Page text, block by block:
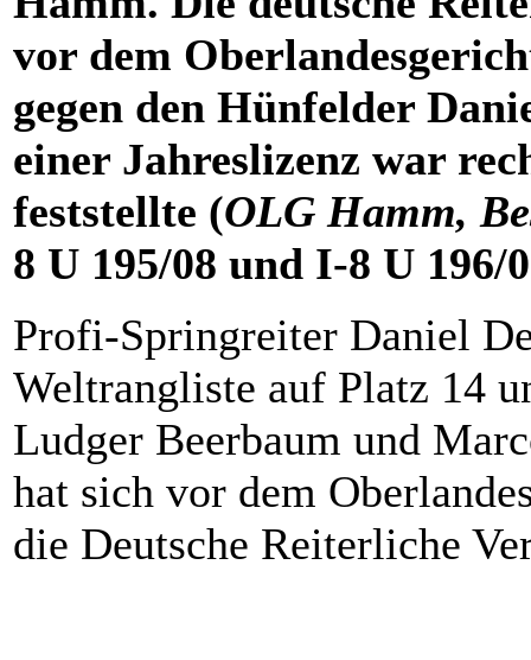
vor dem
gegen den Hünfelder
einer Jahreslizenz war
feststellte (OLG Hamm,
8 U 195/08 und I-8 U 196/
Profi-Springreiter Daniel
Weltrangliste auf Platz 14
Ludger Beerbaum und
hat sich vor dem
die Deutsche Reiterliche